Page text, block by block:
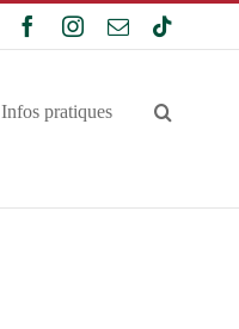
FacebookInstagram
EmailTiktok
Infos pratiques